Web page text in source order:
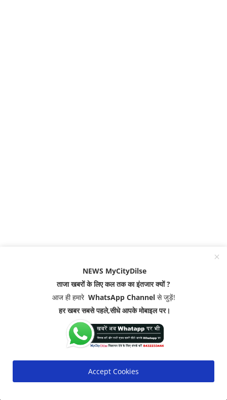
NEWS MyCityDilse
ताजा खबरों के लिए कल तक का इंतजार क्यों ?
आज ही हमारे WhatsApp Channelसे जुड़ें!
हर खबर सबसे पहले,सीधे आपके मोबाइल पर।
Accept Cookies